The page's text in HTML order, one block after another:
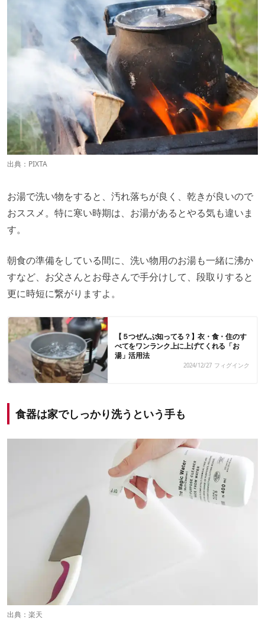
出典： PIXTA
お湯で洗い物をすると、汚れ落ちが良く、乾きが良いので
おススメ。特に寒い時期は、お湯があるとやる気も違いま
す。
朝食の準備をしている間に、洗い物用のお湯も一緒に沸か
すなど、お父さんとお母さんで手分けして、段取りすると
更に時短に繋がりますよ。
【５つぜんぶ知ってる？】衣・食・住のす
べてをワンランク上に上げてくれる「お
湯」活用法
2024/12/27 フィグインク
食器は家でしっかり洗うという手も
出典： 楽天